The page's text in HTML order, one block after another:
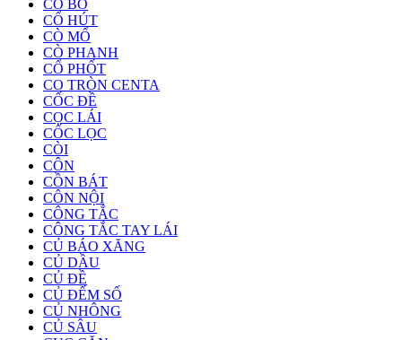
CỔ BÔ
CỔ HÚT
CÒ MỔ
CÒ PHANH
CỔ PHỐT
CO TRÒN CENTA
CỐC ĐỀ
CỌC LÁI
CỐC LỌC
CÒI
CÔN
CỒN BÁT
CÔN NỘI
CÔNG TẮC
CÔNG TẮC TAY LÁI
CỦ BÁO XĂNG
CỦ DẦU
CỦ ĐỀ
CỦ ĐẾM SỐ
CỦ NHÔNG
CỦ SÂU